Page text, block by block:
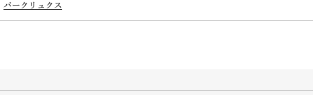
パークリュクス